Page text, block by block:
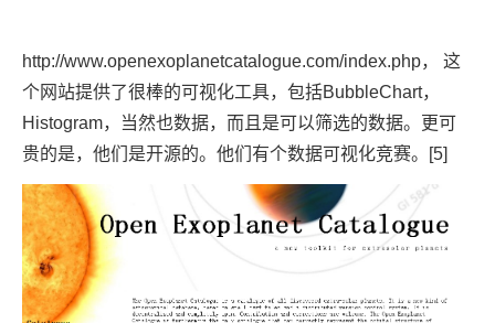
http://www.openexoplanetcatalogue.com/index.php， 这
个网站提供了很棒的可视化工具，包括BubbleChart，
Histogram，当然也数据，而且是可以筛选的数据。更可
贵的是，他们是开源的。他们有个数据可视化竞赛。
[5]